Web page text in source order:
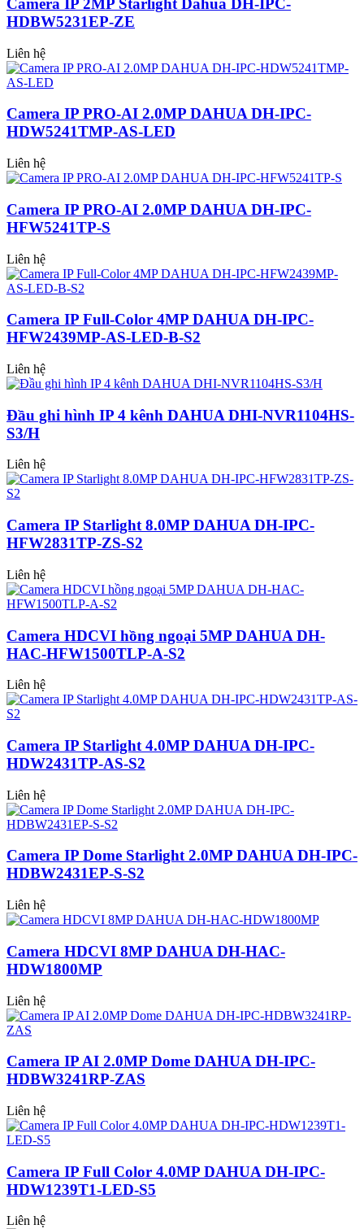
Camera IP 2MP Starlight Dahua DH-IPC-
HDBW5231EP-ZE
Liên hệ
Camera IP PRO-AI 2.0MP DAHUA DH-IPC-
HDW5241TMP-AS-LED
Liên hệ
Camera IP PRO-AI 2.0MP DAHUA DH-IPC-
HFW5241TP-S
Liên hệ
Camera IP Full-Color 4MP DAHUA DH-IPC-
HFW2439MP-AS-LED-B-S2
Liên hệ
Đầu ghi hình IP 4 kênh DAHUA DHI-NVR1104HS-
S3/H
Liên hệ
Camera IP Starlight 8.0MP DAHUA DH-IPC-
HFW2831TP-ZS-S2
Liên hệ
Camera HDCVI hồng ngoại 5MP DAHUA DH-
HAC-HFW1500TLP-A-S2
Liên hệ
Camera IP Starlight 4.0MP DAHUA DH-IPC-
HDW2431TP-AS-S2
Liên hệ
Camera IP Dome Starlight 2.0MP DAHUA DH-IPC-
HDBW2431EP-S-S2
Liên hệ
Camera HDCVI 8MP DAHUA DH-HAC-
HDW1800MP
Liên hệ
Camera IP AI 2.0MP Dome DAHUA DH-IPC-
HDBW3241RP-ZAS
Liên hệ
Camera IP Full Color 4.0MP DAHUA DH-IPC-
HDW1239T1-LED-S5
Liên hệ